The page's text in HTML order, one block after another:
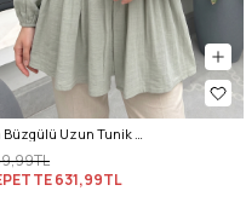
Ön Büzgülü Uzun Tunik 262338 - MİNT YEŞİLİ
631,99TL